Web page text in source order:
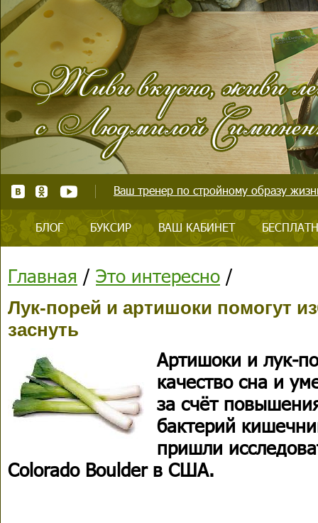
Ваш тренер по стройному образу
БЛОГ БУКСИР ВАШ КАБИНЕТ
Главная / Это интересно /
Лук-порей и артишоки помогут
заснуть
Артишоки и лук-
качество сна и
за счёт
бактерий
пришли
Colorado Boulder в США.